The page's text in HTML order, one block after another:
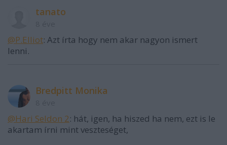
tanato
@P.Elliot: Azt írta hogy nem akar nagyon ismert
lenni.
Bredpitt Monika
@Hari Seldon 2: hát, igen, ha hiszed ha nem, ezt is le
akartam írni mint veszteséget,